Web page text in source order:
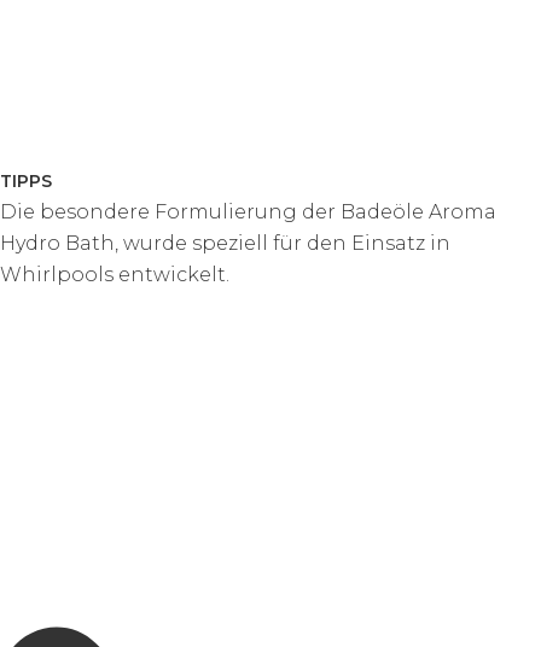
TIPPS
Die besondere Formulierung der Badeöle Aroma
Hydro Bath, wurde speziell für den Einsatz in
Whirlpools entwickelt.